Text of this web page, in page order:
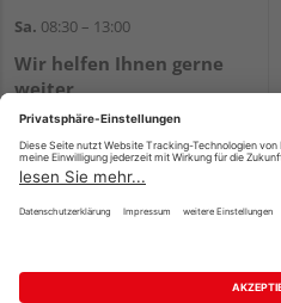
Sa. 08:30 – 13:00
Wir helfen Ihnen gerne
weiter
Tel.:+49 711 168520
WhatsApp
Impressum AGB